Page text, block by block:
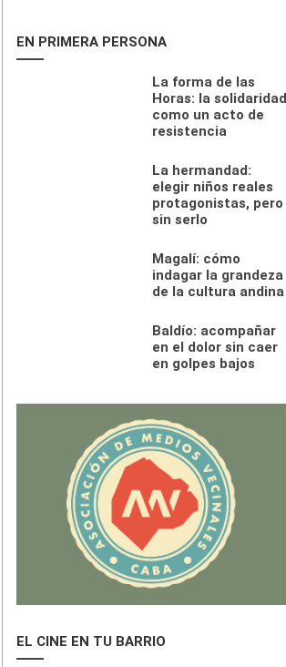
EN PRIMERA PERSONA
La forma de las
Horas: la solidaridad
como un acto de
resistencia
La hermandad:
elegir niños reales
protagonistas, pero
sin serlo
Magalí: cómo
indagar la grandeza
de la cultura andina
Baldío: acompañar
en el dolor sin caer
en golpes bajos
EL CINE EN TU BARRIO